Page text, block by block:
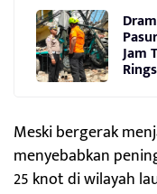
Jam
Meski bergerak
menyebabkan
25 knot di wilayah